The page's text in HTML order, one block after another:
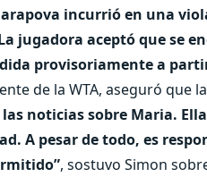
incurrió en una
jugadora aceptó que se
provisoriamente a
de la WTA, aseguró que
noticias sobre Maria.
A pesar de todo, es
, sostuvo Simon